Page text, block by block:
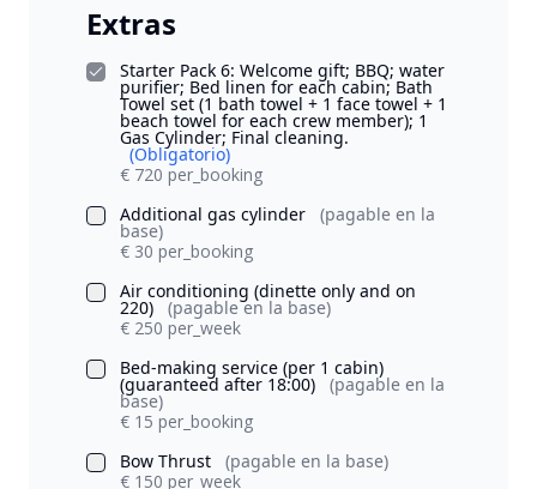
Extras
Starter Pack 6: Welcome gift; BBQ; water
purifier; Bed linen for each cabin; Bath
Towel set (1 bath towel + 1 face towel + 1
beach towel for each crew member); 1
Gas Cylinder; Final cleaning.
(Obligatorio)
€ 720 per_booking
Additional gas cylinder
(pagable en la
base)
€ 30 per_booking
Air conditioning (dinette only and on
220)
(pagable en la base)
€ 250 per_week
Bed-making service (per 1 cabin)
(guaranteed after 18:00) (pagable en la
base)
€ 15 per_booking
Bow Thrust
(pagable en la base)
€ 150 per_week